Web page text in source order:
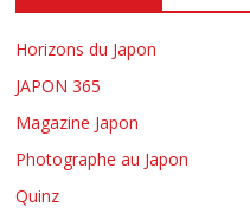
Horizons du Japon
JAPON 365
Magazine Japon
Photographe au Japon
Quinz